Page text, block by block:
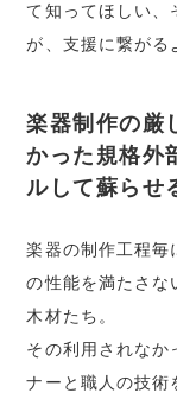
て知ってほしい、
が、支援に繋がる
楽器制作の厳
かった規格外
ルして蘇らせ
楽器の制作工程毎
の性能を満たさな
木材たち。
その利用されなか
ナーと職人の技術